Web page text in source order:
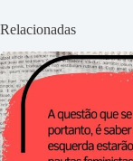
Relacionadas